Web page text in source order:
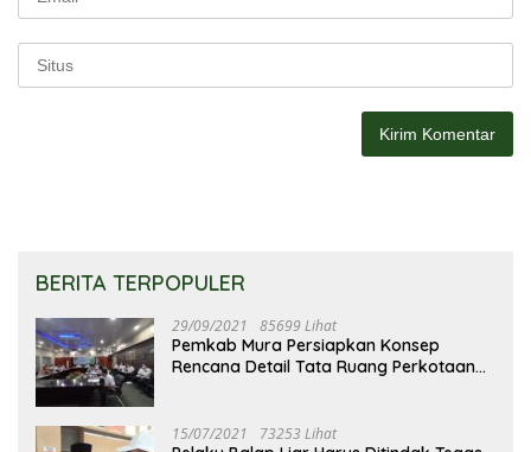
BERITA TERPOPULER
29/09/2021 85699 Lihat
Pemkab Mura Persiapkan Konsep
Rencana Detail Tata Ruang Perkotaan
15/07/2021 73253 Lihat